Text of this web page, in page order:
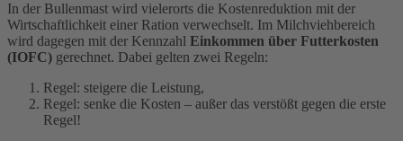
In der Bullenmast wird vielerorts die Kostenreduktion mit der
Wirtschaftlichkeit einer Ration verwechselt. Im Milchviehbereich
wird dagegen mit der Kennzahl Einkommen über Futterkosten
(IOFC) gerechnet. Dabei gelten zwei Regeln:
Regel: steigere die Leistung,
Regel: senke die Kosten – außer das verstößt gegen die erste
Regel!